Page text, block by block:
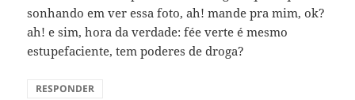
sonhando em ver essa foto, ah! mande pra mim, ok?
ah! e sim, hora da verdade: fée verte é mesmo
estupefaciente, tem poderes de droga?
RESPONDER